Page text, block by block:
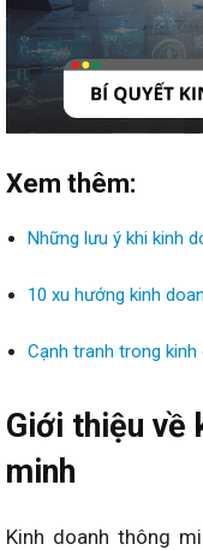
Xem thêm:
Những lưu ý khi kinh
10 xu hướng kinh
Cạnh tranh trong kinh
Giới thiệu về
minh
Kinh doanh thông